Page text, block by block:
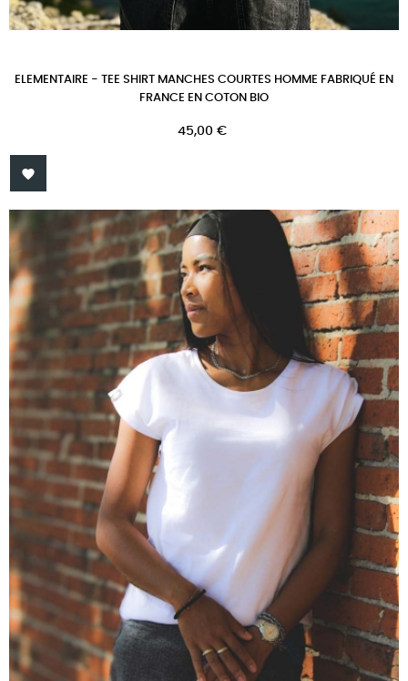
ELEMENTAIRE - TEE SHIRT MANCHES COURTES HOMME FABRIQUÉ EN
FRANCE EN COTON BIO
Prix
45,00 €
